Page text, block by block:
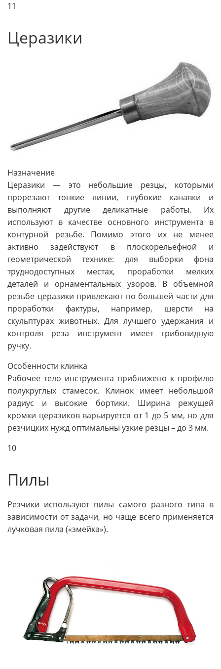
11
Церазики
Назначение
Церазики — это небольшие резцы, которыми
прорезают тонкие линии, глубокие канавки и
выполняют другие деликатные работы. Их
используют в качестве основного инструмента в
контурной резьбе. Помимо этого их не менее
активно задействуют в плоскорельефной и
геометрической технике: для выборки фона
труднодоступных местах, проработки мелких
деталей и орнаментальных узоров. В объемной
резьбе церазики привлекают по большей части для
проработки фактуры, например, шерсти на
скульптурах животных. Для лучшего удержания и
контроля реза инструмент имеет грибовидную
ручку.
Особенности клинка
Рабочее тело инструмента приближено к профилю
полукруглых стамесок. Клинок имеет небольшой
радиус и высокие бортики. Ширина режущей
кромки церазиков варьируется от 1 до 5 мм, но для
резчицких нужд оптимальны узкие резцы – до 3 мм.
10
Пилы
Резчики используют пилы самого разного типа в
зависимости от задачи, но чаще всего применя­ется
лучковая пила («змейка»).